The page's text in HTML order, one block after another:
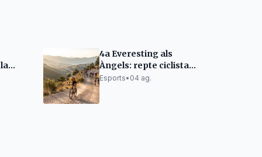
4a Everesting als
Àngels: repte ciclista
solidari el 26 de
Esports• 04 ag.